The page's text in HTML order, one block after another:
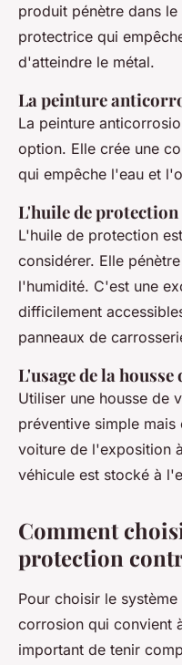
produit pénètre dans
protectrice qui
d'atteindre le métal.
La peinture
La peinture
option. Elle crée une
qui empêche l'eau et
L'huile de protection
L'huile de protection
considérer. Elle
l'humidité. C'est une
difficilement
panneaux de
L'usage de la
Utiliser une housse de
préventive simple
voiture de l'exposition
véhicule est stocké à
Comment
protection
Pour choisir le
corrosion qui convient
important de tenir